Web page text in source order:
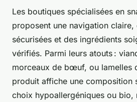
Les boutiques spécialisées en
proposent une navigation claire,
sécurisées et des ingrédients
vérifiés. Parmi leurs atouts :
morceaux de bœuf, ou lamelles
produit affiche une composition
choix hypoallergéniques ou bio,